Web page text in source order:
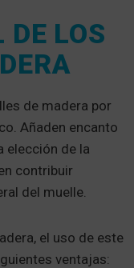
DE LOS
de madera por
Añaden encanto
elección de la
contribuir
del muelle.
el uso de este
ventajas: